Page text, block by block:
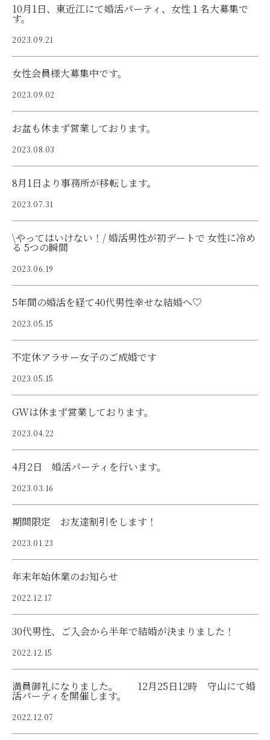
10月1日、東近江にて婚活パーティ、女性１名大募集で
す。
2023.09.21
女性会員様大募集中です。
2023.09.02
お盆も休まず営業しております。
2023.08.03
8月1日より事務所が移転します。
2023.07.31
\やってはいけない！/ 婚活男性が初デートで 女性に冷め
る 5つの瞬間
2023.06.19
5年間の婚活を経て40代男性幸せな結婚へ♡
2023.05.15
不定休アラサー女子のご成婚です
2023.05.15
GWは休まず営業しております。
2023.04.22
4月2日 婚活パーティを行います。
2023.03.16
期間限定 お友達割引をします！
2023.01.23
年末年始休業のお知らせ
2022.12.17
30代男性、ご入会から半年で結婚が決まりました！
2022.12.15
満員御礼になりました。 12月25日12時 守山にて婚
活パーティを開催します。
2022.12.07